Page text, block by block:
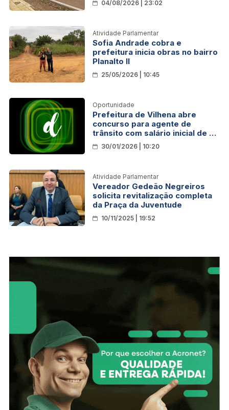
04/08/2026 | 23:02
Atividade Parlamentar
Sofia Andrade cobra e
prefeitura inicia obras no bairro
Planalto II
25/05/2026 | 10:45
Oportunidade
Prefeitura de Vilhena abre
concurso para agente de
trânsito com salário inicial de R$
3 mil30/01/2026 | 10:20
Atividade Parlamentar
Vereador Gedeão Negreiros
solicita revitalização completa
da Praça da Juventude
10/11/2025 | 19:52